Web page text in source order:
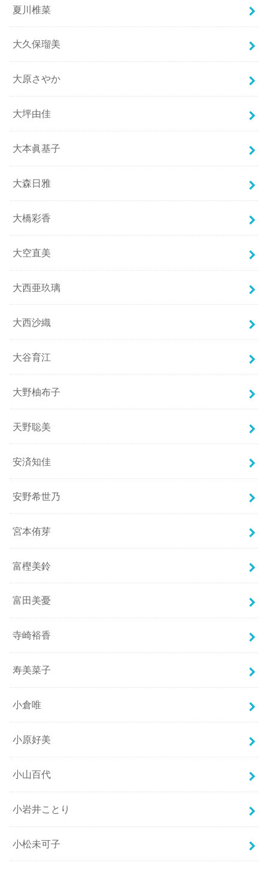
夏川椎菜
大久保瑠美
大原さやか
大坪由佳
大本眞基子
大森日雅
大橋彩香
大空直美
大西亜玖璃
大西沙織
大谷育江
大野柚布子
天野聡美
安済知佳
安野希世乃
宮本侑芽
富樫美鈴
富田美憂
寺崎裕香
寿美菜子
小倉唯
小原好美
小山百代
小岩井ことり
小松未可子